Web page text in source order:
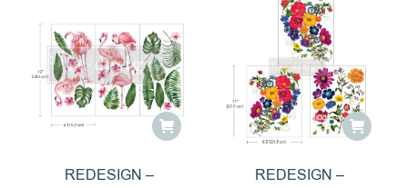
REDESIGN –
REDESIGN –